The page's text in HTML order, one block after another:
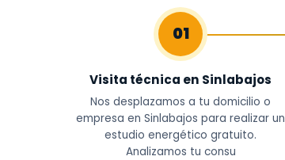
01
Visita técnica en Sinlabajos
Nos desplazamos a tu domicilio o
empresa en Sinlabajos para realizar un
estudio energético gratuito.
Analizamos tu consu